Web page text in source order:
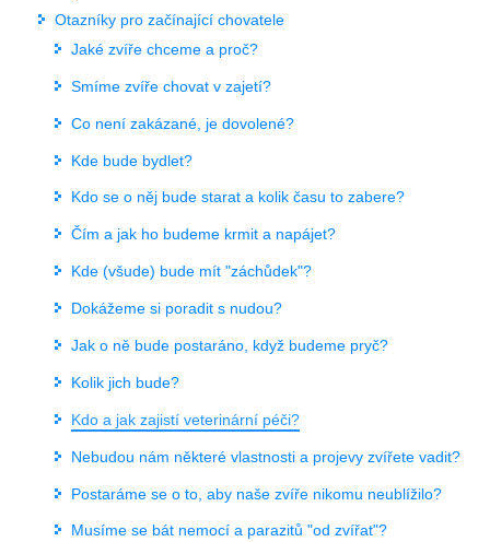
Otazníky pro začínající chovatele
Jaké zvíře chceme a proč?
Smíme zvíře chovat v zajetí?
Co není zakázané, je dovolené?
Kde bude bydlet?
Kdo se o něj bude starat a kolik času to zabere?
Čím a jak ho budeme krmit a napájet?
Kde (všude) bude mít "záchůdek"?
Dokážeme si poradit s nudou?
Jak o ně bude postaráno, když budeme pryč?
Kolik jich bude?
Kdo a jak zajistí veterinární péči?
Nebudou nám některé vlastnosti a projevy zvířete vadit?
Postaráme se o to, aby naše zvíře nikomu neublížilo?
Musíme se bát nemocí a parazitů "od zvířat"?